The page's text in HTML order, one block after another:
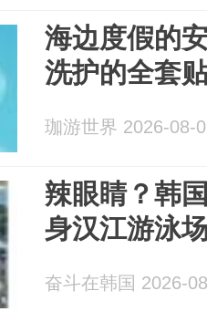
海边度假的
洗护的全套
珈游世界 2026-08-
辣眼睛？韩
身汉江游泳
奋斗在韩国 2026-